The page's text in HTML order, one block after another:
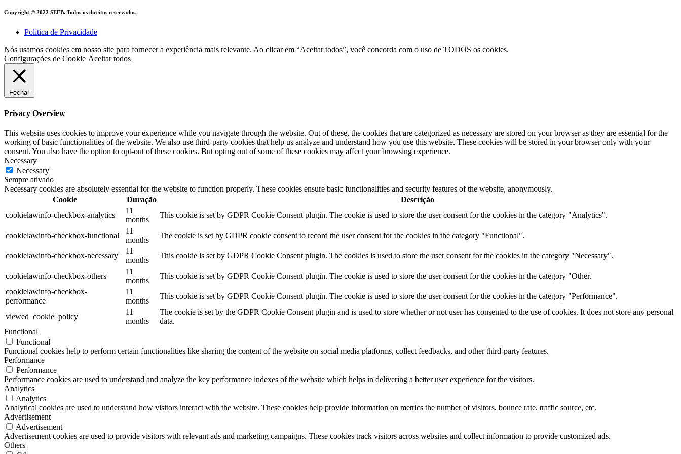
Copyright © 2022 SEEB. Todos os direitos reservados.
Política de Privacidade
Nós usamos cookies em nosso site para fornecer a experiência mais relevante. Ao clicar em “Aceitar todos”, você concorda com o uso de TODOS os cookies.
Configurações de Cookie Aceitar todos
Fechar
Privacy Overview
This website uses cookies to improve your experience while you navigate through the website. Out of these, the cookies that are categorized as necessary are stored on your browser as they are essential for the
working of basic functionalities of the website. We also use third-party cookies that help us analyze and understand how you use this website. These cookies will be stored in your browser only with your
consent. You also have the option to opt-out of these cookies. But opting out of some of these cookies may affect your browsing experience.
Necessary
Necessary
Sempre ativado
Necessary cookies are absolutely essential for the website to function properly. These cookies ensure basic functionalities and security features of the website, anonymously.
Cookie
Duração
Descrição
cookielawinfo-checkbox-analytics
11
months
This cookie is set by GDPR Cookie Consent plugin. The cookie is used to store the user consent for the cookies in the category "Analytics".
cookielawinfo-checkbox-functional
11
months
The cookie is set by GDPR cookie consent to record the user consent for the cookies in the category "Functional".
cookielawinfo-checkbox-necessary
11
months
This cookie is set by GDPR Cookie Consent plugin. The cookies is used to store the user consent for the cookies in the category "Necessary".
cookielawinfo-checkbox-others
11
months
This cookie is set by GDPR Cookie Consent plugin. The cookie is used to store the user consent for the cookies in the category "Other.
cookielawinfo-checkbox-
performance
11
months
This cookie is set by GDPR Cookie Consent plugin. The cookie is used to store the user consent for the cookies in the category "Performance".
viewed_cookie_policy
11
months
The cookie is set by the GDPR Cookie Consent plugin and is used to store whether or not user has consented to the use of cookies. It does not store any personal
data.
Functional
Functional
Functional cookies help to perform certain functionalities like sharing the content of the website on social media platforms, collect feedbacks, and other third-party features.
Performance
Performance
Performance cookies are used to understand and analyze the key performance indexes of the website which helps in delivering a better user experience for the visitors.
Analytics
Analytics
Analytical cookies are used to understand how visitors interact with the website. These cookies help provide information on metrics the number of visitors, bounce rate, traffic source, etc.
Advertisement
Advertisement
Advertisement cookies are used to provide visitors with relevant ads and marketing campaigns. These cookies track visitors across websites and collect information to provide customized ads.
Others